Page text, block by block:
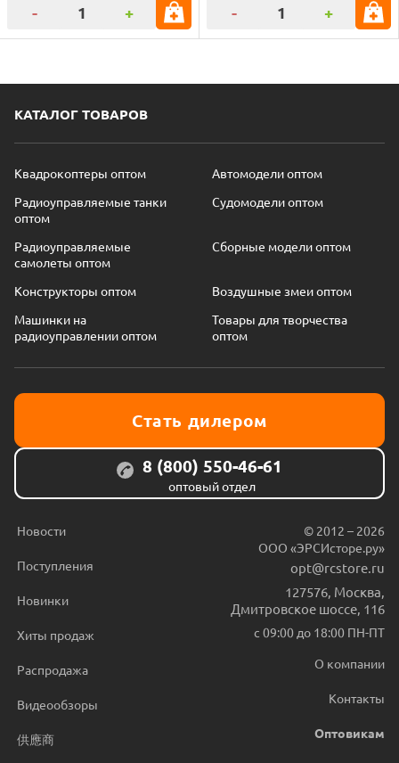
- + - +
КАТАЛОГ ТОВАРОВ
Квадрокоптеры оптом
Автомодели оптом
Радиоуправляемые танки
оптом
Судомодели оптом
Радиоуправляемые
самолеты оптом
Сборные модели оптом
Конструкторы оптом
Воздушные змеи оптом
Машинки на
радиоуправлении оптом
Товары для творчества
оптом
Стать дилером
8 (800) 550-46-61
оптовый отдел
Новости
Поступления
Новинки
Хиты продаж
Распродажа
Видеообзоры
供應商
© 2012 – 2026
ООО «ЭРСИсторе.ру»
opt@rcstore.ru
127576 Москва
Дмитровское шоссе, 116
с 09:00 до 18:00 ПН-ПТ
О компании
Контакты
Оптовикам